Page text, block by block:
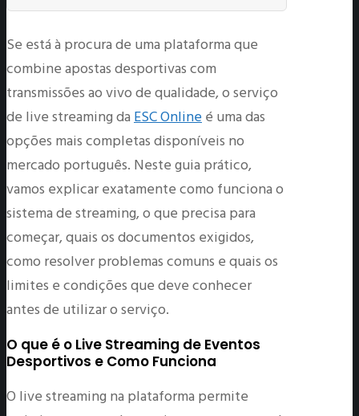
Se está à procura de uma plataforma que
combine apostas desportivas com
transmissões ao vivo de qualidade, o serviço
de live streaming daESC Onlineé uma das
opções mais completas disponíveis no
mercado português. Neste guia prático,
vamos explicar exatamente como funciona o
sistema de streaming, o que precisa para
começar, quais os documentos exigidos,
como resolver problemas comuns e quais os
limites e condições que deve conhecer
antes de utilizar o serviço.
O que é o Live Streaming de Eventos
Desportivos e Como Funciona
O live streaming na plataforma permite